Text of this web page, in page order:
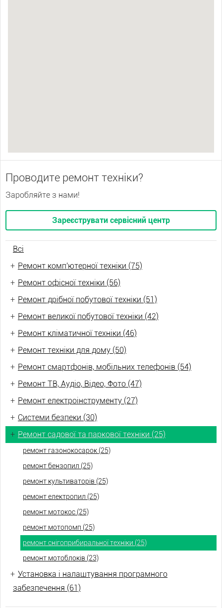
Проводите ремонт техніки?
Заробляйте з нами!
Зареєструвати сервісний центр
Всі
+ Ремонт комп'ютерної техніки (75)
+ Ремонт офісної техніки (56)
+ Ремонт дрібної побутової техніки (51)
+ Ремонт великої побутової техніки (42)
+ Ремонт кліматичної техніки (46)
+ Ремонт техніки для дому (50)
+ Ремонт смартфонів, мобільних телефонів (54)
+ Ремонт ТВ, Аудіо, Відео, Фото (47)
+ Ремонт електроінструменту (27)
+ Системи безпеки (30)
+ Ремонт садової та паркової техніки (25)
ремонт газонокосарок (25)
ремонт бензопил (25)
ремонт культиваторів (25)
ремонт електропил (25)
ремонт мотокос (25)
ремонт мотопомп (25)
ремонт снігоприбиральної техніки (25)
ремонт мотоблоків (23)
+ Установка і налаштування програмного
забезпечення (61)